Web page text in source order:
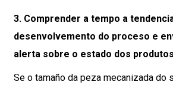
3. Comprender a tempo a
desenvolvemento do proceso e
alerta sobre o estado dos
Se o tamaño da peza mecanizada do